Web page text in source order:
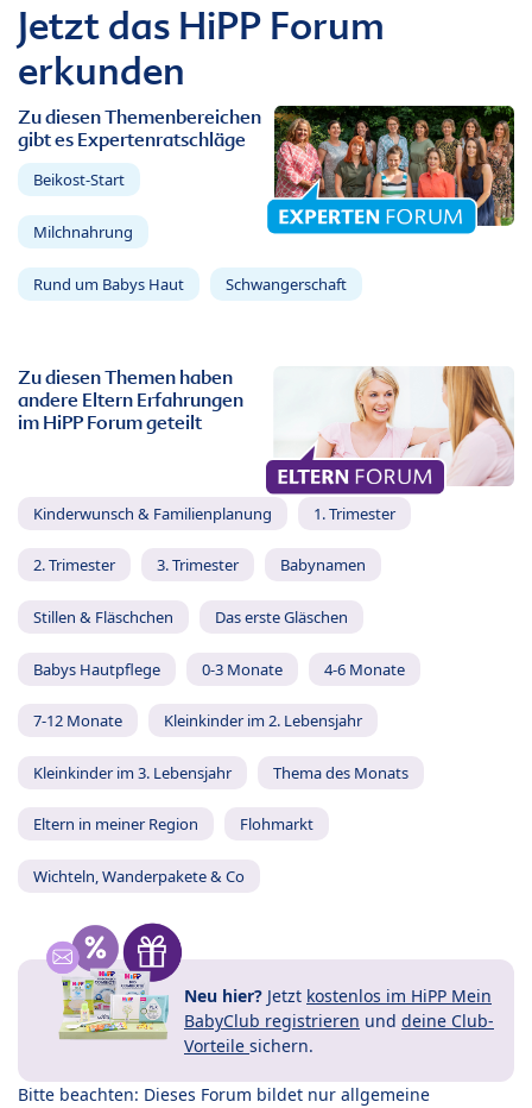
Jetzt das HiPP Forum
erkunden
Zu diesen Themenbereichen
gibt es Expertenratschläge
Beikost-Start
Milchnahrung
Rund um Babys Haut Schwangerschaft
Zu diesen Themen haben
andere Eltern Erfahrungen
im HiPP Forum geteilt
Kinderwunsch & Familienplanung 1. Trimester
2. Trimester 3. Trimester Babynamen
Stillen & Fläschchen Das erste Gläschen
Babys Hautpflege 0-3 Monate 4-6 Monate
7-12 Monate Kleinkinder im 2. Lebensjahr
Kleinkinder im 3. Lebensjahr Thema des Monats
Eltern in meiner Region Flohmarkt
Wichteln, Wanderpakete & Co
Neu hier? Jetzt kostenlos im HiPP Mein
BabyClub registrieren und deine Club-
Vorteile sichern.
Bitte beachten: Dieses Forum bildet nur allgemeine